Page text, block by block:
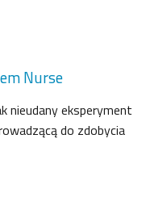
Nurse
nieudany eksperyment
do zdobycia